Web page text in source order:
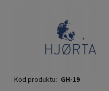
Kod produktu: GH-19